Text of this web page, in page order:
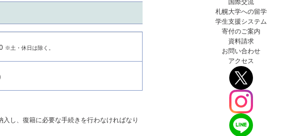
国際交流
札幌大学への留学
学生支援システム
寄付のご案内
資料請求
お問い合わせ
アクセス
※土・休日は除く。
し、復籍に必要な手続きを行わなければなり